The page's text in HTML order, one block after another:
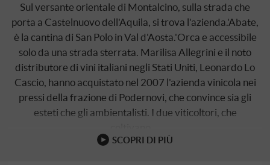
Sul versante orientale di Montalcino, sulla strada che
porta a Castelnuovo dell'Aquila, si trova l'azienda.'Abate,
è la cantina di San Polo in Val d'Aosta.'Orca e accessibile
solo da una strada sterrata. Marilisa Allegrini e il noto
distributore di vini italiani negli Stati Uniti, Leonardo Lo
Cascio, hanno acquistato nel 2007 l'azienda vinicola nei
pressi della frazione di Podernovi, che convince sia gli
esteti che gli ambientalisti. I due viticoltori, che
SCOPRI DI PIÙ